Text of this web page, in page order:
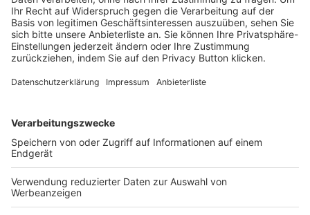
UMFRAGE: WELCHE MARKTS
TRATEGIE VERFOLGT IHR U
NTERNEHMEN?